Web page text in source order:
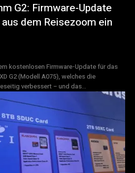
G2: Firmware-Update
dem Reisezoom ein
kostenlosen Firmware-Update für das
G2 (Modell A075), welches die
verbessert – und das...